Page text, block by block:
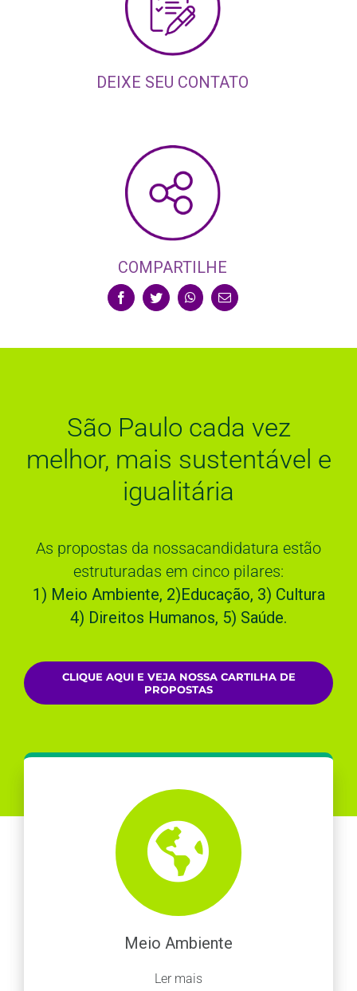
DEIXE SEU CONTATO
COMPARTILHE
São Paulo cada vez
melhor, mais sustentável e
igualitária
As propostas da nossacandidatura estão
estruturadas em cinco pilares:
1) Meio Ambiente, 2)Educação, 3) Cultura
4) Direitos Humanos, 5) Saúde.
CLIQUE AQUI E VEJA NOSSA CARTILHA DE
PROPOSTAS
Meio Ambiente
Ler mais